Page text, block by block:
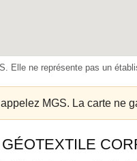
Elle ne représente pas un
appelez MGS. La carte ne